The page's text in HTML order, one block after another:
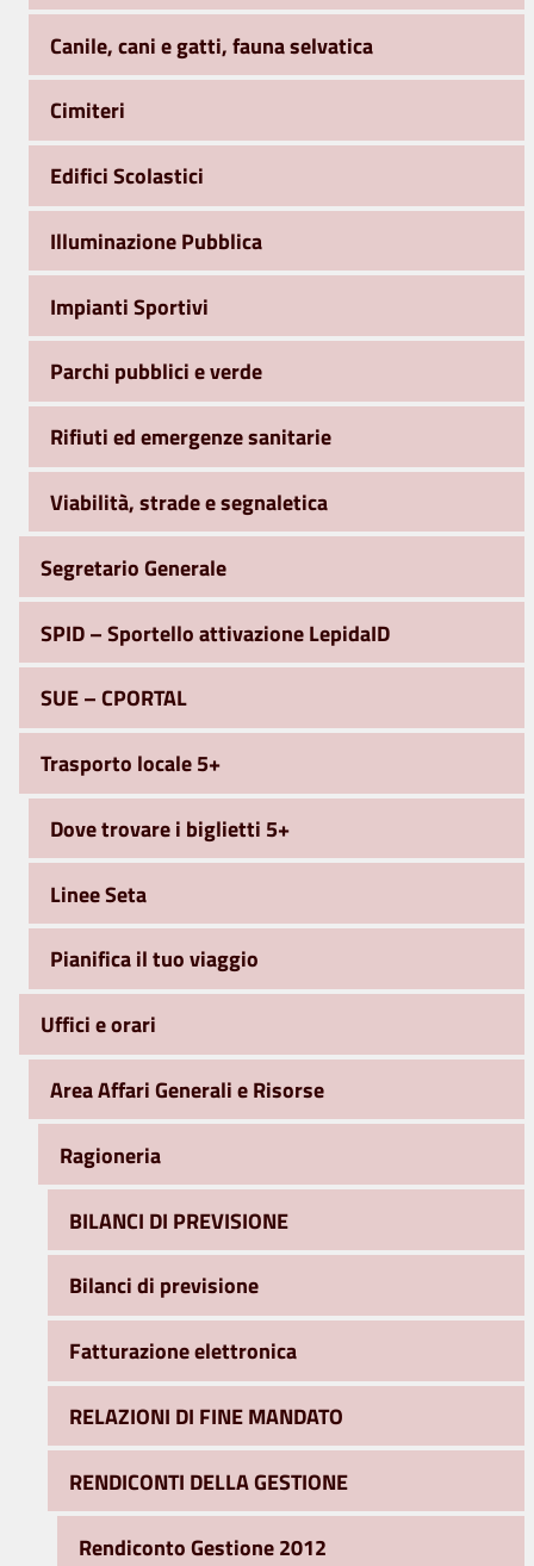
Canile, cani e gatti, fauna selvatica
Cimiteri
Edifici Scolastici
Illuminazione Pubblica
Impianti Sportivi
Parchi pubblici e verde
Rifiuti ed emergenze sanitarie
Viabilità, strade e segnaletica
Segretario Generale
SPID – Sportello attivazione LepidaID
SUE – CPORTAL
Trasporto locale 5+
Dove trovare i biglietti 5+
Linee Seta
Pianifica il tuo viaggio
Uffici e orari
Area Affari Generali e Risorse
Ragioneria
BILANCI DI PREVISIONE
Bilanci di previsione
Fatturazione elettronica
RELAZIONI DI FINE MANDATO
RENDICONTI DELLA GESTIONE
Rendiconto Gestione 2012